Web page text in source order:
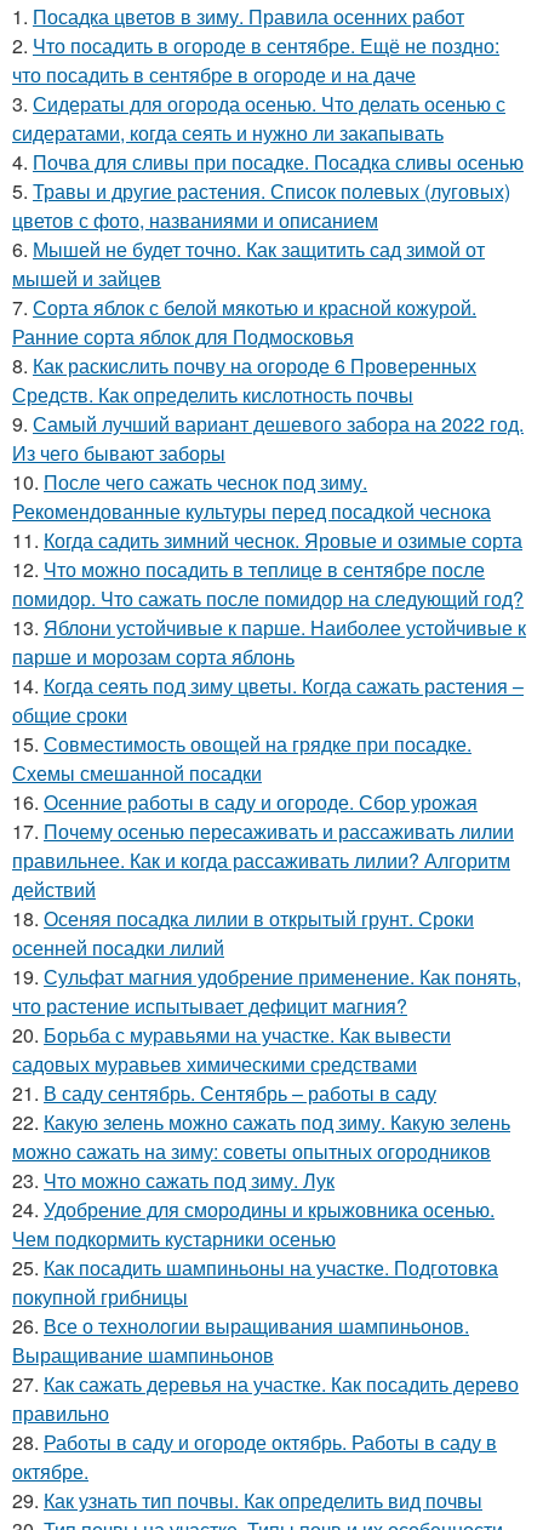
1. Посадка цветов в зиму. Правила осенних работ
2. Что посадить в огороде в сентябре. Ещё не поздно:
что посадить в сентябре в огороде и на даче
3. Сидераты для огорода осенью. Что делать осенью с
сидератами, когда сеять и нужно ли закапывать
4. Почва для сливы при посадке. Посадка сливы осенью
5. Травы и другие растения. Список полевых (луговых)
цветов с фото, названиями и описанием
6. Мышей не будет точно. Как защитить сад зимой от
мышей и зайцев
7. Сорта яблок с белой мякотью и красной кожурой.
Ранние сорта яблок для Подмосковья
8. Как раскислить почву на огороде 6 Проверенных
Средств. Как определить кислотность почвы
9. Самый лучший вариант дешевого забора на 2022 год.
Из чего бывают заборы
10. После чего сажать чеснок под зиму.
Рекомендованные культуры перед посадкой чеснока
11. Когда садить зимний чеснок. Яровые и озимые сорта
12. Что можно посадить в теплице в сентябре после
помидор. Что сажать после помидор на следующий год?
13. Яблони устойчивые к парше. Наиболее устойчивые к
парше и морозам сорта яблонь
14. Когда сеять под зиму цветы. Когда сажать растения –
общие сроки
15. Совместимость овощей на грядке при посадке.
Схемы смешанной посадки
16. Осенние работы в саду и огороде. Сбор урожая
17. Почему осенью пересаживать и рассаживать лилии
правильнее. Как и когда рассаживать лилии? Алгоритм
действий
18. Осеняя посадка лилии в открытый грунт. Сроки
осенней посадки лилий
19. Сульфат магния удобрение применение. Как понять,
что растение испытывает дефицит магния?
20. Борьба с муравьями на участке. Как вывести
садовых муравьев химическими средствами
21. В саду сентябрь. Сентябрь – работы в саду
22. Какую зелень можно сажать под зиму. Какую зелень
можно сажать на зиму: советы опытных огородников
23. Что можно сажать под зиму. Лук
24. Удобрение для смородины и крыжовника осенью.
Чем подкормить кустарники осенью
25. Как посадить шампиньоны на участке. Подготовка
покупной грибницы
26. Все о технологии выращивания шампиньонов.
Выращивание шампиньонов
27. Как сажать деревья на участке. Как посадить дерево
правильно
28. Работы в саду и огороде октябрь. Работы в саду в
октябре.
29. Как узнать тип почвы. Как определить вид почвы